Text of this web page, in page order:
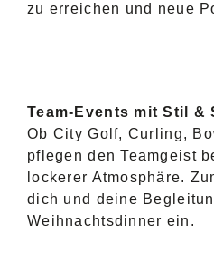
zu erreichen und neue
Team-Events mit Stil &
Ob City Golf, Curling,
pflegen den Teamgeist
lockerer Atmosphäre.
dich und deine
Weihnachtsdinner ein.